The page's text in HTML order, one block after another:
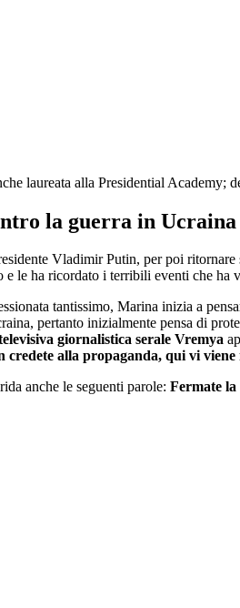
laureata alla Presidential Academy;
la guerra in Ucraina
Vladimir Putin, per poi
le ha ricordato i terribili eventi che ha
tantissimo, Marina inizia a
pertanto inizialmente pensa di
giornalistica serale Vremya
credete alla propaganda, qui vi
anche le seguenti parole: Fermate